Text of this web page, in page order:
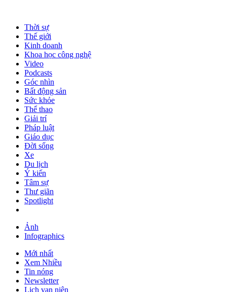
Thời sự
Thế giới
Kinh doanh
Khoa học công nghệ
Video
Podcasts
Góc nhìn
Bất động sản
Sức khỏe
Thể thao
Giải trí
Pháp luật
Giáo dục
Đời sống
Xe
Du lịch
Ý kiến
Tâm sự
Thư giãn
Spotlight
Ảnh
Infographics
Mới nhất
Xem Nhiều
Tin nóng
Newsletter
Lịch vạn niên